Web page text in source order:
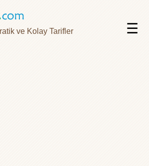
ve Kolay Tarifler ☰